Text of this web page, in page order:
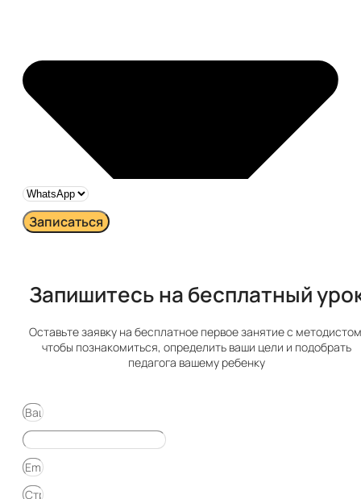
Записаться
Запишитесь на бесплатный
Оставьте заявку на бесплатное первое занятие с
чтобы познакомиться, определить ваши цели и подобрать
педагога вашему ребенку